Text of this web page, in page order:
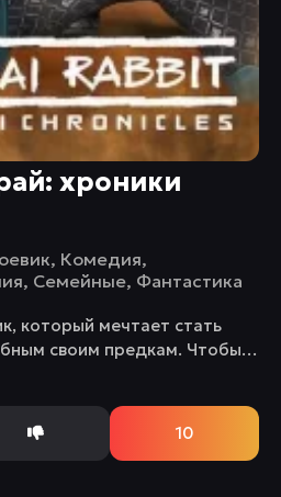
хроники
, Комедия,
, Семейные, Фантастика
который мечтает стать
своим предкам. Чтобы
10